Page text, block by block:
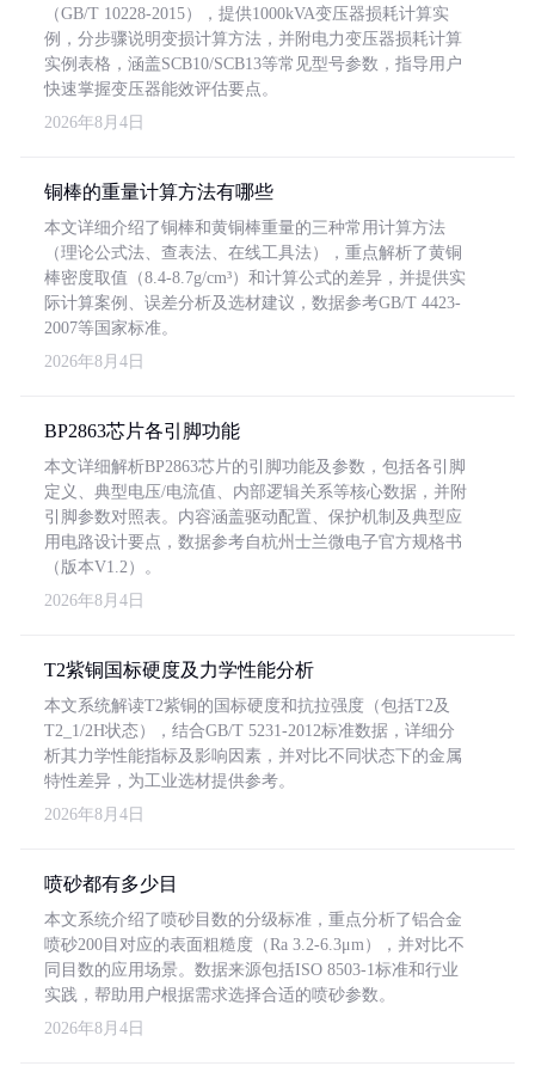
（GB/T 10228-2015），提供1000kVA变压器损耗计算实
例，分步骤说明变损计算方法，并附电力变压器损耗计算
实例表格，涵盖SCB10/SCB13等常见型号参数，指导用户
快速掌握变压器能效评估要点。
2026年8月4日
铜棒的重量计算方法有哪些
本文详细介绍了铜棒和黄铜棒重量的三种常用计算方法
（理论公式法、查表法、在线工具法），重点解析了黄铜
棒密度取值（8.4-8.7g/cm³）和计算公式的差异，并提供实
际计算案例、误差分析及选材建议，数据参考GB/T 4423-
2007等国家标准。
2026年8月4日
BP2863芯片各引脚功能
本文详细解析BP2863芯片的引脚功能及参数，包括各引脚
定义、典型电压/电流值、内部逻辑关系等核心数据，并附
引脚参数对照表。内容涵盖驱动配置、保护机制及典型应
用电路设计要点，数据参考自杭州士兰微电子官方规格书
（版本V1.2）。
2026年8月4日
T2紫铜国标硬度及力学性能分析
本文系统解读T2紫铜的国标硬度和抗拉强度（包括T2及
T2_1/2H状态），结合GB/T 5231-2012标准数据，详细分
析其力学性能指标及影响因素，并对比不同状态下的金属
特性差异，为工业选材提供参考。
2026年8月4日
喷砂都有多少目
本文系统介绍了喷砂目数的分级标准，重点分析了铝合金
喷砂200目对应的表面粗糙度（Ra 3.2-6.3μm），并对比不
同目数的应用场景。数据来源包括ISO 8503-1标准和行业
实践，帮助用户根据需求选择合适的喷砂参数。
2026年8月4日